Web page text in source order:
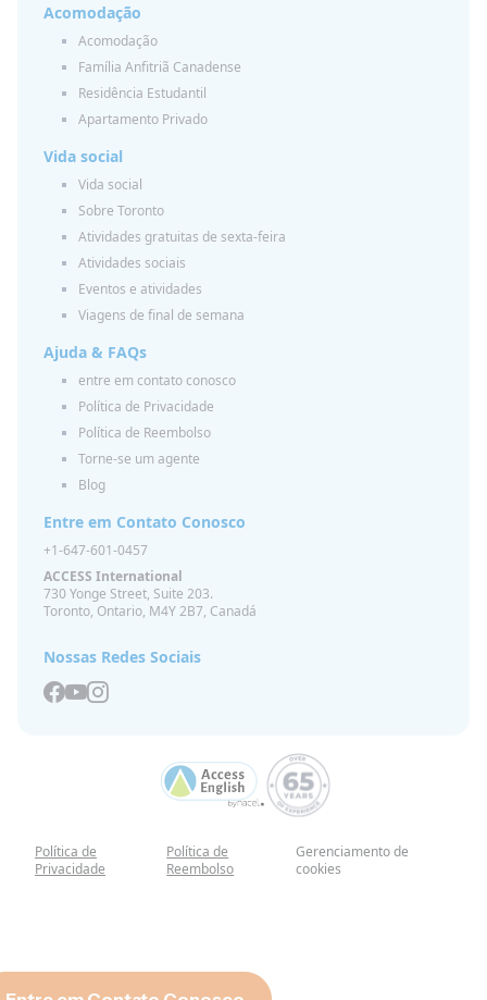
Acomodação
Acomodação
Família Anfitriã Canadense
Residência Estudantil
Apartamento Privado
Vida social
Vida social
Sobre Toronto
Atividades gratuitas de sexta-feira
Atividades sociais
Eventos e atividades
Viagens de final de semana
Ajuda & FAQs
entre em contato conosco
Política de Privacidade
Política de Reembolso
Torne-se um agente
Blog
Entre em Contato Conosco
+1-647-601-0457
ACCESS International
730 Yonge Street, Suite 203.
Toronto, Ontario, M4Y 2B7, Canadá
Nossas Redes Sociais
Política de
Privacidade
Política de
Reembolso
Gerenciamento de
cookies